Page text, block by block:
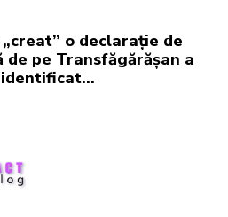
o declarație de
de pe Transfăgărășan a